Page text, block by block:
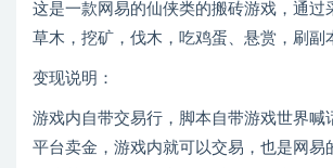
这是一款网易的仙侠类的搬砖游戏，通过
草木，挖矿，伐木，吃鸡蛋、悬赏，刷副
变现说明：
游戏内自带交易行，脚本自带游戏世界喊
平台卖金，游戏内就可以交易，也是网易